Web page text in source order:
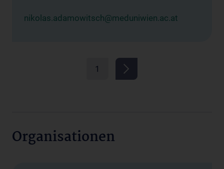
nikolas.adamowitsch@meduniwien.ac.at
1
Organisationen